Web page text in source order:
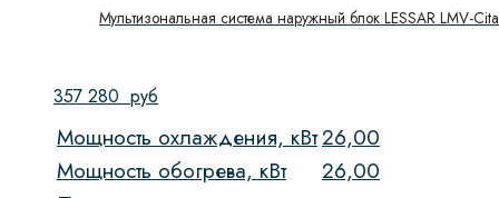
Мультизональная система наружный блок LESSAR LMV-
357 280 руб
Мощность охлаждения, кВт26,00
Мощность обогрева, кВт
26,00